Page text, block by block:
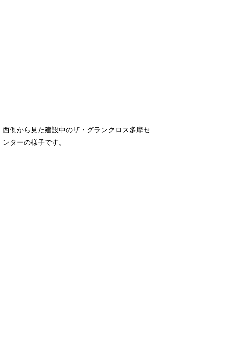
西側から見た建設中のザ・グランクロス多摩セ
ンターの様子です。